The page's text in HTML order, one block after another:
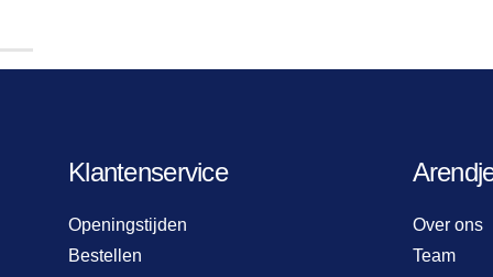
Klantenservice
Openingstijden
Bestellen
Over ons
Team